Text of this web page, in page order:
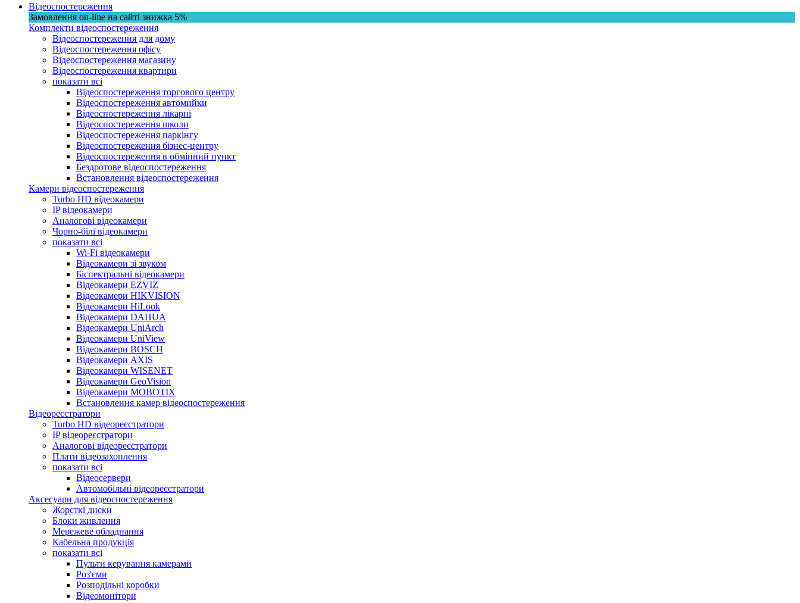
Відеоспостереження
Замовлення on-line на сайті знижка 5%
Комплекти відеоспостереження
Відеоспостереження для дому
Відеоспостереження офісу
Відеоспостереження магазину
Відеоспостереження квартири
показати всі
Відеоспостереження торгового центру
Відеоспостереження автомийки
Відеоспостереження лікарні
Відеоспостереження школи
Відеоспостереження паркінгу
Відеоспостереження бізнес-центру
Відеоспостереження в обмінний пункт
Бездротове відеоспостереження
Встановлення відеоспостереження
Камери відеоспостереження
Turbo HD відеокамери
IP відеокамери
Аналогові відеокамери
Чорно-білі відеокамери
показати всі
Wi-Fi відеокамери
Відеокамери зі звуком
Біспектральні відеокамери
Відеокамери EZVIZ
Відеокамери HIKVISION
Відеокамери HiLook
Відеокамери DAHUA
Відеокамери UniArch
Відеокамери UniView
Відеокамери BOSCH
Відеокамери AXIS
Відеокамери WISENET
Відеокамери GeoVision
Відеокамери MOBOTIX
Встановлення камер відеоспостереження
Відеореєстратори
Turbo HD відеореєстратори
IP відеореєстратори
Аналогові відеореєстратори
Плати відеозахоплення
показати всі
Відеосервери
Автомобільні відеореєстратори
Аксесуари для відеоспостереження
Жорсткі диски
Блоки живлення
Мережеве обладнання
Кабельна продукція
показати всі
Пульти керування камерами
Роз'єми
Розподільні коробки
Відеомонітори